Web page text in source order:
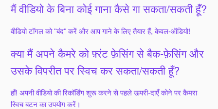
मैं वीडियो के बिना कोई गाना कैसे गा सकता/सकती हूँ?
वीडियो टॉगल को "बंद" करें और आप गाने के लिए तैयार हैं, केवल-ऑडियो!
क्या मैं अपने कैमरे को फ़्रंट फ़ेसिंग से बैक-फ़ेसिंग और
उसके विपरीत पर स्विच कर सकता/सकती हूँ?
हाँ! अपनी वीडियो की रिकॉर्डिंग शुरू करने से पहले ऊपरी-दाएँ कोने पर कैमरा
स्विच बटन का उपयोग करें।